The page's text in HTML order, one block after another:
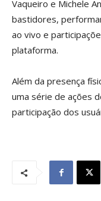
Vaqueiro e Michele
bastidores,
ao vivo e
plataforma.
Além da presença
uma série de ações
participação dos